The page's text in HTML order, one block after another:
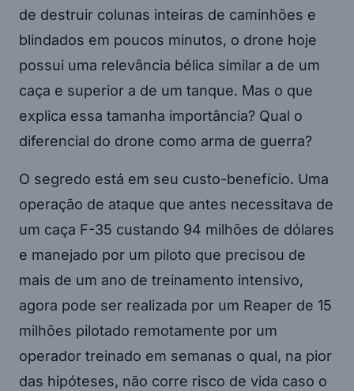
de destruir colunas inteiras de caminhões e
blindados em poucos minutos, o drone hoje
possui uma relevância bélica similar a de um
caça e superior a de um tanque. Mas o que
explica essa tamanha importância? Qual o
diferencial do drone como arma de guerra?
O segredo está em seu custo-benefício. Uma
operação de ataque que antes necessitava de
um caça F-35 custando 94 milhões de dólares
e manejado por um piloto que precisou de
mais de um ano de treinamento intensivo,
agora pode ser realizada por um Reaper de 15
milhões pilotado remotamente por um
operador treinado em semanas o qual, na pior
das hipóteses, não corre risco de vida caso o